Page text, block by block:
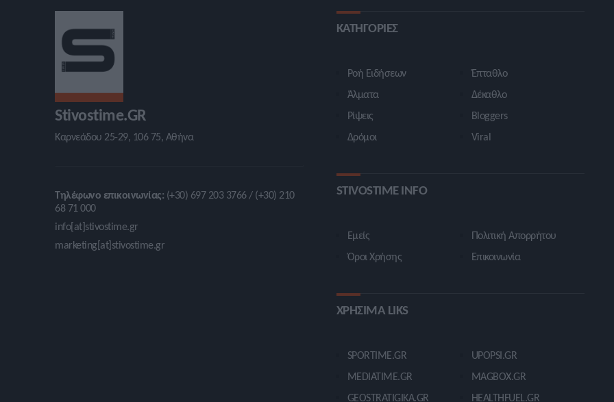
Stivostime.GR
Καρνεάδου 25-29, 106 75, Αθήνα
Τηλέφωνο επικοινωνίας: (+30) 697 203 3766 / (+30) 210
68 71 000
info[at]stivostime.gr
marketing[at]stivostime.gr
ΚΑΤΗΓΟΡΙΕΣ
Ροή Ειδήσεων
Άλματα
Ρίψεις
Δρόμοι
Έπταθλο
Δέκαθλο
Bloggers
Viral
STIVOSTIME INFO
Εμείς
Όροι Χρήσης
Πολιτική Απορρήτου
Επικοινωνία
ΧΡΗΣΙΜΑ LIKS
SPORTIME.GR
MEDIATIME.GR
GEOSTRATIGIKA.GR
UPOPSI.GR
MAGBOX.GR
HEALTHFUEL.GR